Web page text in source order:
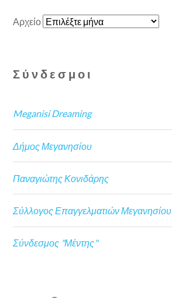
Αρχείο
Σύνδεσμοι
Meganisi Dreaming
Δήμος Μεγανησίου
Παναγιώτης Κονιδάρης
Σύλλογος Επαγγελματιών Μεγανησίου
Σύνδεσμος "Μέντης"